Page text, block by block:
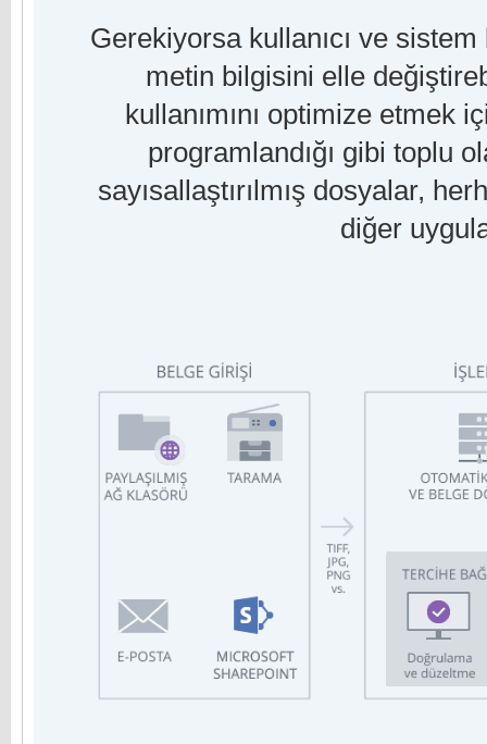
Gerekiyorsa kullanıcı ve
metin bilgisini elle
kullanımını optimize etmek
programlandığı gibi toplu
sayısallaştırılmış dosyalar,
diğer